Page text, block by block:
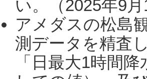
い。（2025年9月
アメダスの松島
測データを精査
「日最大1時間